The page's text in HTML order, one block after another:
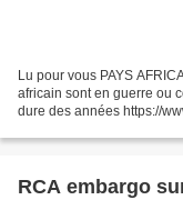
Lu pour vous PAYS
africain sont en guerre ou
dure des années https://
RCA embargo